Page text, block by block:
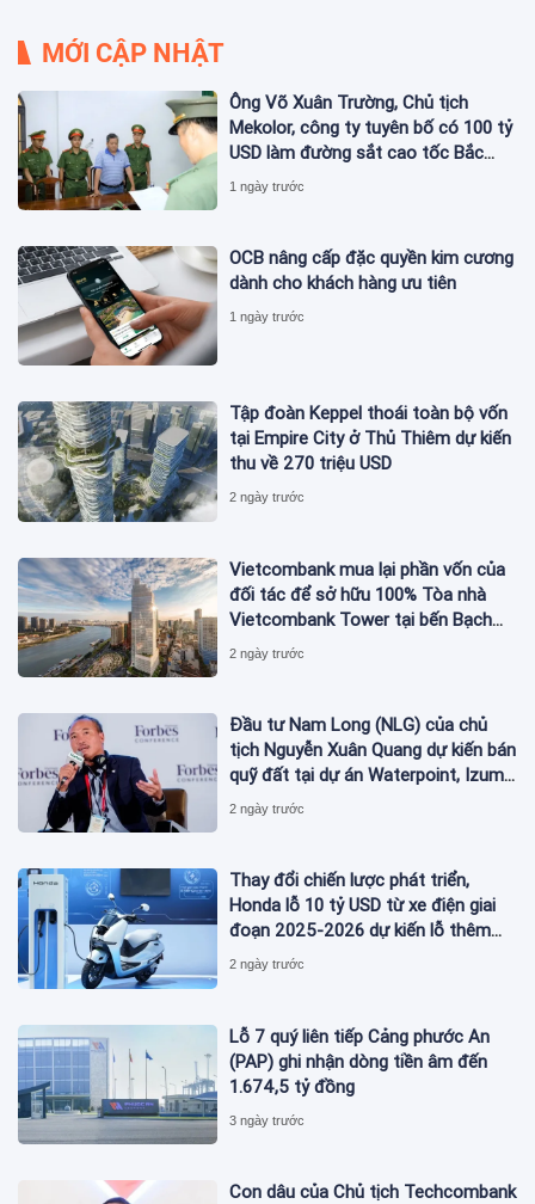
MỚI CẬP NHẬT
Ông Võ Xuân Trường, Chủ tịch
Mekolor, công ty tuyên bố có 100 tỷ
USD làm đường sắt cao tốc Bắc
Nam bị bắt
1 ngày trước
OCB nâng cấp đặc quyền kim cương
dành cho khách hàng ưu tiên
1 ngày trước
Tập đoàn Keppel thoái toàn bộ vốn
tại Empire City ở Thủ Thiêm dự kiến
thu về 270 triệu USD
2 ngày trước
Vietcombank mua lại phần vốn của
đối tác để sở hữu 100% Tòa nhà
Vietcombank Tower tại bến Bạch
Đằng
2 ngày trước
Đầu tư Nam Long (NLG) của chủ
tịch Nguyễn Xuân Quang dự kiến bán
quỹ đất tại dự án Waterpoint, Izumi
City
2 ngày trước
Thay đổi chiến lược phát triển,
Honda lỗ 10 tỷ USD từ xe điện giai
đoạn 2025-2026 dự kiến lỗ thêm
3,3 tỷ USD giai đoạn 2026-2027
2 ngày trước
Lỗ 7 quý liên tiếp Cảng phước An
(PAP) ghi nhận dòng tiền âm đến
1.674,5 tỷ đồng
3 ngày trước
Con dâu của Chủ tịch Techcombank